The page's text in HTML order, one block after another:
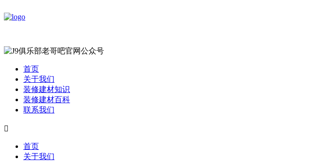
首页
关于我们
装修建材知识
装修建材百科
联系我们

首页
关于我们